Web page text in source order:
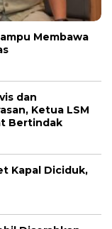
Membawa
dan
Ketua LSM
Bertindak
Kapal Diciduk,